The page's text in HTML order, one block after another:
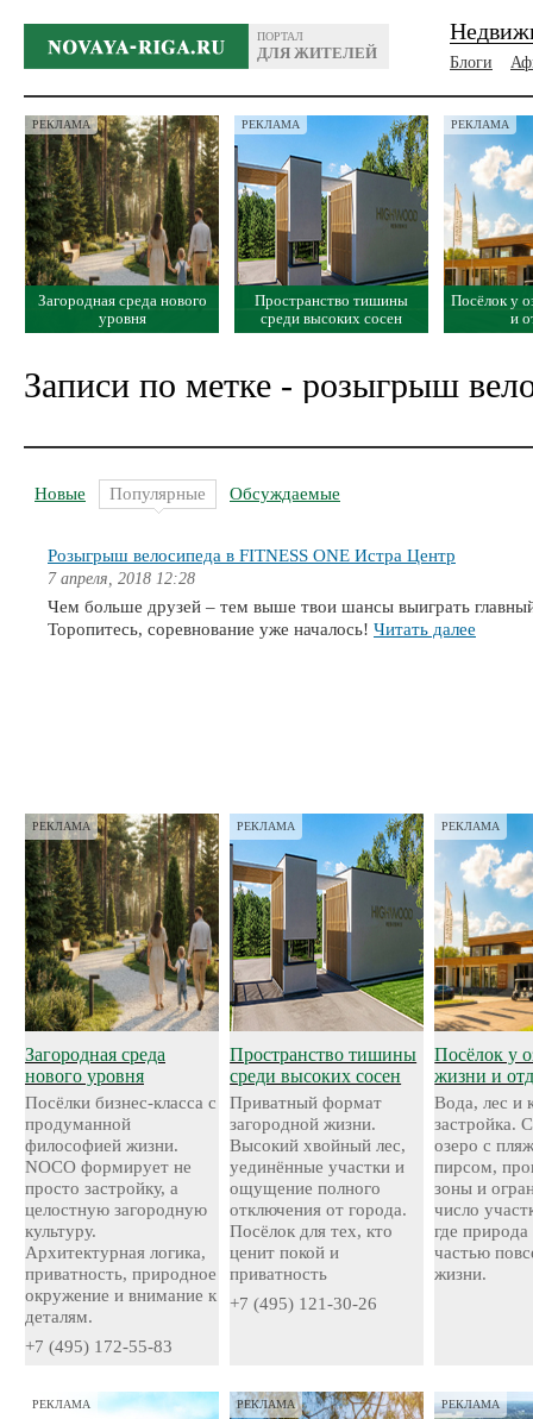
ПОРТАЛ
ДЛЯ ЖИТЕЛЕЙ
Блоги
РЕКЛАМА
Загородная среда нового
уровня
РЕКЛАМА
Пространство тишины
среди высоких сосен
РЕКЛАМА
Посёлок у
и
Записи по метке - розыгрыш
Новые Популярные Обсуждаемые
Розыгрыш велосипеда в FITNESS ONE Истра Центр
7 апреля, 2018 12:28
Чем больше друзей – тем выше твои шансы выиграть
Торопитесь, соревнование уже началось! Читать далее
РЕКЛАМА
Загородная среда
нового уровня
Посёлки бизнес-класса с
продуманной
философией жизни.
NOCO формирует не
просто застройку, а
целостную загородную
культуру.
Архитектурная логика,
приватность, природное
окружение и внимание к
деталям.
+7 (495) 172-55-83
РЕКЛАМА
Пространство тишины
среди высоких сосен
Приватный формат
загородной жизни.
Высокий хвойный лес,
уединённые участки и
ощущение полного
отключения от города.
Посёлок для тех, кто
ценит покой и
приватность
+7 (495) 121-30-26
РЕКЛАМА
Посёлок у
жизни и
Вода, лес и
застройка.
озеро с
пирсом,
зоны и
число
где природа
частью
жизни.
РЕКЛАМА РЕКЛАМА РЕКЛАМА